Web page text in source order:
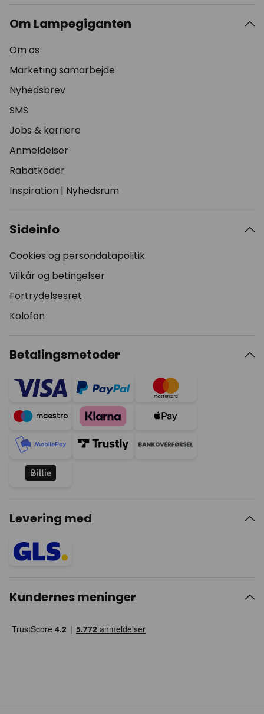
Om Lampegiganten
Om os
Marketing samarbejde
Nyhedsbrev
SMS
Jobs & karriere
Anmeldelser
Rabatkoder
Inspiration | Nyhedsrum
Sideinfo
Cookies og persondatapolitik
Vilkår og betingelser
Fortrydelsesret
Kolofon
Betalingsmetoder
Levering med
Kundernes meninger